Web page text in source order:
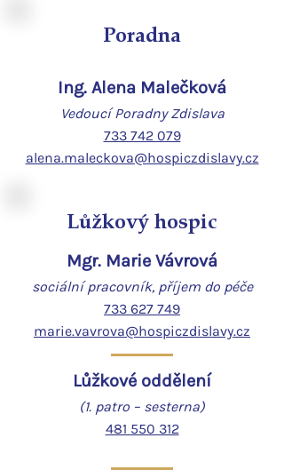
Poradna
Ing. Alena Malečková
Vedoucí Poradny Zdislava
733 742 079
alena.maleckova@hospiczdislavy.cz
Lůžkový hospic
Mgr. Marie Vávrová
sociální pracovník, příjem do péče
733 627 749
marie.vavrova@hospiczdislavy.cz
Lůžkové oddělení
(1. patro – sesterna)
481 550 312